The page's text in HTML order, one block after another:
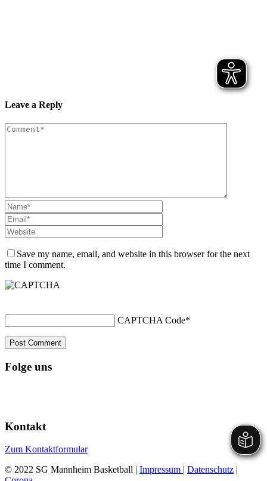
Leave a Reply
Save my name, email, and website in this browser for the next
time I comment.
CAPTCHA Code*
Folge uns
Kontakt
Zum Kontaktformular
© 2022 SG Mannheim Basketball | Impressum | Datenschutz |